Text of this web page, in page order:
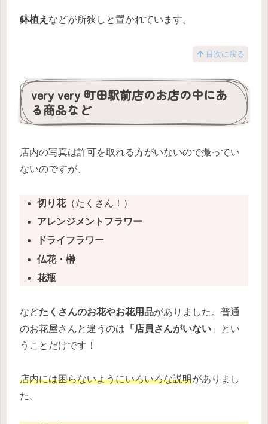
鉢植え などが所狭しと置かれています。
目次に戻る
very very 町田駅前店のお店の中にあ
る商品など
店内の写真は許可を取れる方がいないので撮ってい
ないのですが、
切り花（たくさん！）
アレンジメントフラワー
ドライフラワー
仏花・榊
花瓶
などたくさんのお花やお花用品がありました。普通
のお花屋さんと違うのは 「店員さんがいない 」とい
うことだけです！
店内には困らないようにいろいろな説明がありまし
た。